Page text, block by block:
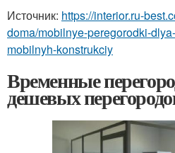
Источник: https://interior.ru-
doma/mobilnye-peregorodki-
mobilnyh-konstrukciy
Временные
дешевых